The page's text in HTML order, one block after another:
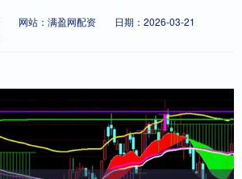
网站：满盈网配资
日期：2026-03-21